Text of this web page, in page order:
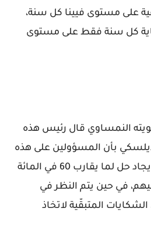
هاتفية على مستوى فيينا كل سنة،
1500 شكاية كل سنة فقط على مستوى
النمساوي قال رئيس هذه
بأن المسؤولين على هذه
المصلحة يفشلون في إيجاد حل لما يقارب 60 في المائة
في حين يتم النظر في
من الشكايات المتبقّية لاتخاذ